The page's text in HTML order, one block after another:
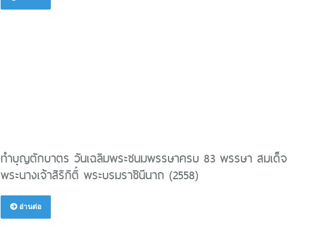
ทำบุญตักบาตร วันเฉลิมพระชนมพรรษาครบ 83 พรรษา สมเด็จ
พระนางเจ้าสิริกิติ์ พระบรมราชินีนาถ (2558)
อ่านต่อ